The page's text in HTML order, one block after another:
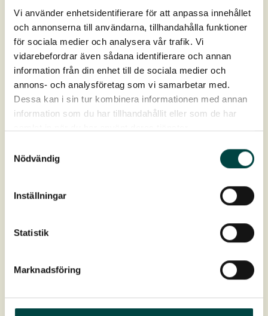
Vi använder enhetsidentifierare för att anpassa innehållet
och annonserna till användarna, tillhandahålla funktioner
för sociala medier och analysera vår trafik. Vi
vidarebefordrar även sådana identifierare och annan
information från din enhet till de sociala medier och
annons- och analysföretag som vi samarbetar med.
Dessa kan i sin tur kombinera informationen med annan
information som du har tillhandahållit eller som de har
Nödvändig
Inställningar
Statistik
Marknadsföring
Download
Montage
Træ og
Tagjord